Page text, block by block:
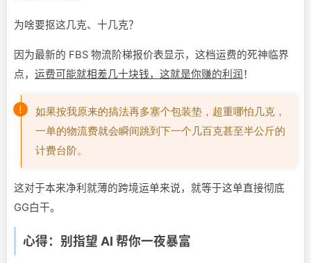
为啥要抠这几克、十几克？
因为最新的 FBS 物流阶梯报价表显示，这档运费的死神临界
点， 运费可能就相差几十块钱，这就是你赚的利润 ！
如果按我原来的搞法再多塞个包装垫，超重哪怕几克，
一单的物流费就会瞬间跳到下一个几百克甚至半公斤的
计费台阶。
这对于本来净利就薄的跨境运单来说，就等于这单直接彻底
GG白干。
心得：别指望 AI 帮你一夜暴富